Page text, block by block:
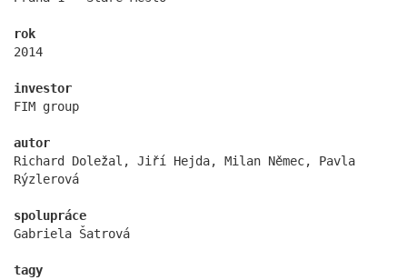
rok
2014
investor
FIM group
autor
Richard Doležal, Jiří Hejda, Milan Němec, Pavla
Rýzlerová
spolupráce
Gabriela Šatrová
tagy